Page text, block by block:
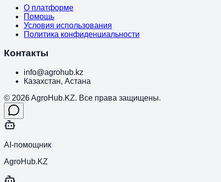
О платформе
Помощь
Условия использования
Политика конфиденциальности
Контакты
info@agrohub.kz
Казахстан, Астана
© 2026 AgroHub.KZ. Все права защищены.
AI-помощник
AgroHub.KZ